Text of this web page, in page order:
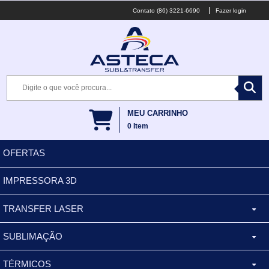
(86) 3221-6690 Fazer login
MEU CARRINHO
0 Item
OFERTAS
IMPRESSORA 3D
TRANSFER LASER
CANECA ALUMINIO
BALDES
SUBLIMAÇÃO
XÍCARA
TÉRMICOS